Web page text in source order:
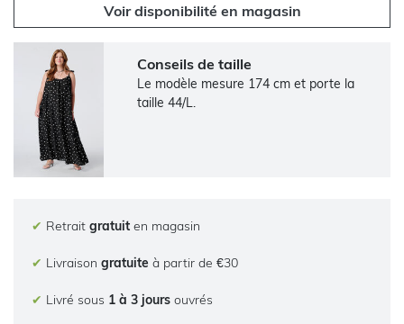
Voir disponibilité en magasin
Conseils de taille
Le modèle mesure 174 cm et porte la
taille 44/L.
✔ Retrait gratuit en magasin
✔ Livraison gratuite à partir de €30
✔ Livré sous 1 à 3 jours ouvrés